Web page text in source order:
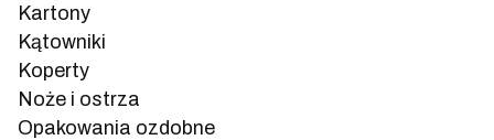
Kartony
Kątowniki
Koperty
Noże i ostrza
Opakowania ozdobne